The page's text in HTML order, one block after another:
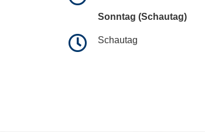
Sonntag (Schautag)
Schautag